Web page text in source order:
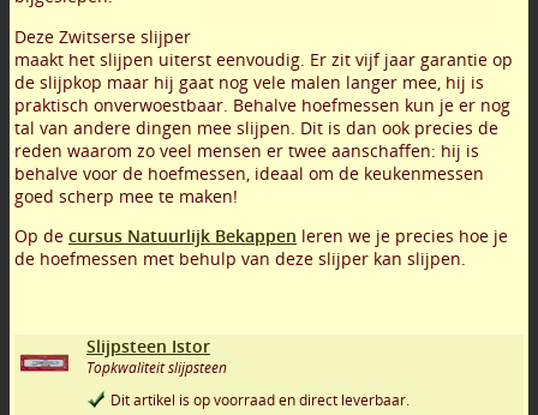
Deze Zwitserse slijper
maakt het slijpen uiterst eenvoudig. Er zit vijf jaar garantie op
de slijpkop maar hij gaat nog vele malen langer mee, hij is
praktisch onverwoestbaar. Behalve hoefmessen kun je er nog
tal van andere dingen mee slijpen. Dit is dan ook precies de
reden waarom zo veel mensen er twee aanschaffen: hij is
behalve voor de hoefmessen, ideaal om de keukenmessen
goed scherp mee te maken!
Op de cursus Natuurlijk Bekappen leren we je precies hoe je
de hoefmessen met behulp van deze slijper kan slijpen.
Slijpsteen Istor
Topkwaliteit slijpsteen
Dit artikel is op voorraad en direct leverbaar.